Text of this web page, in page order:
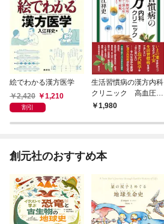
絵でわかる漢方医学
2,420
1,210
割引
生活習慣病の漢方内科
クリニック 高血圧・
糖尿病・肥満から狭心
息まで
1,980
創元社のおすすめ本